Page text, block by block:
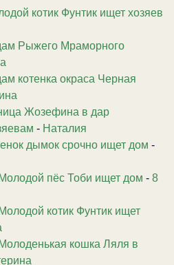
котик Фунтик ищет хозяев
Рыжего Мраморного
котенка окраса Черная
Жозефина в дар
- Наталия
дымок срочно ищет дом -
Молодой пёс Тоби ищет дом - 8
Молодой котик Фунтик ищет
Молоденькая кошка Ляля в